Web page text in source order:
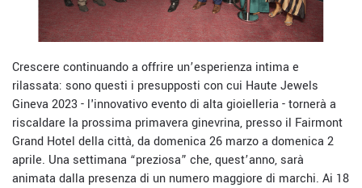
Crescere continuando a offrire un’esperienza intima e
rilassata: sono questi i presupposti con cui Haute Jewels
Gineva 2023 - l'innovativo evento di alta gioielleria - tornerà a
riscaldare la prossima primavera ginevrina, presso il Fairmont
Grand Hotel della città, da domenica 26 marzo a domenica 2
aprile. Una settimana “preziosa” che, quest’anno, sarà
animata dalla presenza di un numero maggiore di marchi. Ai 18